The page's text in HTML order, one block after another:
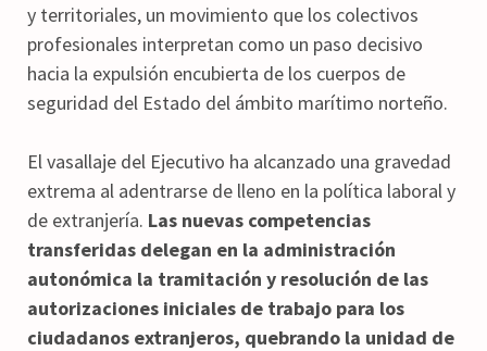
y territoriales, un movimiento que los colectivos
profesionales interpretan como un paso decisivo
hacia la expulsión encubierta de los cuerpos de
seguridad del Estado del ámbito marítimo norteño.
El vasallaje del Ejecutivo ha alcanzado una gravedad
extrema al adentrarse de lleno en la política laboral y
de extranjería. Las nuevas competencias
transferidas delegan en la administración
autonómica la tramitación y resolución de las
autorizaciones iniciales de trabajo para los
ciudadanos extranjeros, quebrando la unidad de